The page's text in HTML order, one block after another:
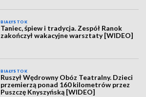
BIAŁYSTOK
Taniec, śpiew i tradycja. Zespół Ranok
zakończył wakacyjne warsztaty [WIDEO]
BIAŁYSTOK
Ruszył Wędrowny Obóz Teatralny. Dzieci
przemierzą ponad 160 kilometrów przez
Puszczę Knyszyńską [WIDEO]